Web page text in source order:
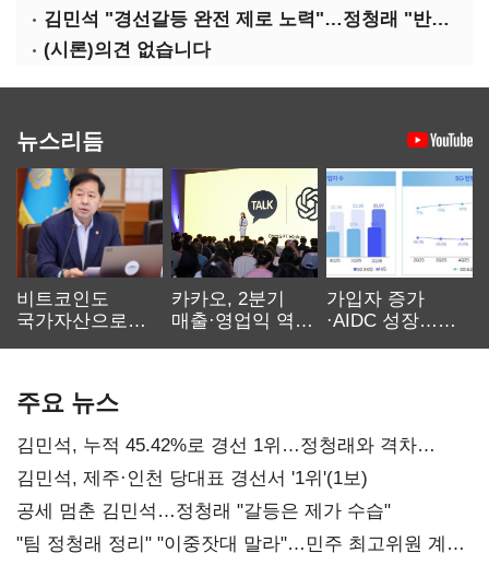
김민석 "경선갈등 완전 제로 노력"…정청래 "반명 공세 사과부터"
(시론)의견 없습니다
뉴스리듬
비트코인도
국가자산으로…'
카카오, 2분기
매출·영업익 역대
가입자 증가
·AIDC 성장…
주요 뉴스
김민석, 누적 45.42%로 경선 1위…정청래와 격차
0.86%p(2보)
김민석, 제주·인천 당대표 경선서 '1위'(1보)
공세 멈춘 김민석…정청래 "갈등은 제가 수습"
"팀 정청래 정리" "이중잣대 말라"…민주 최고위원 계파